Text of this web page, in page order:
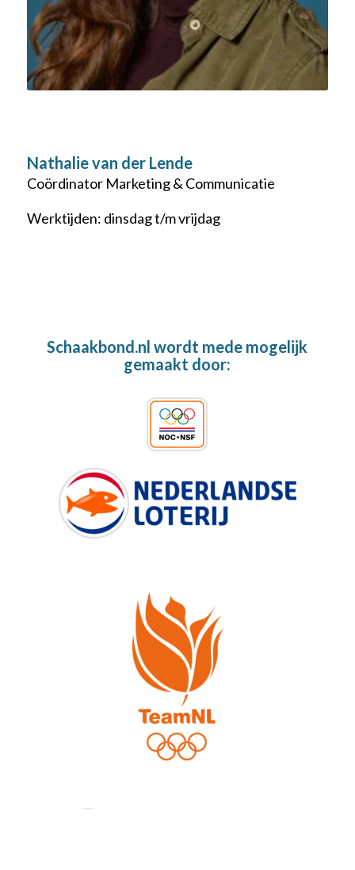
Nathalie van der Lende
Coördinator Marketing & Communicatie
Werktijden: dinsdag t/m vrijdag
Schaakbond.nl wordt mede mogelijk
gemaakt door: